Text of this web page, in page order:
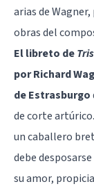
arias de
obras del
El libreto de
por Richard
de Estrasburgo
de corte
un caballero
debe
su amor,